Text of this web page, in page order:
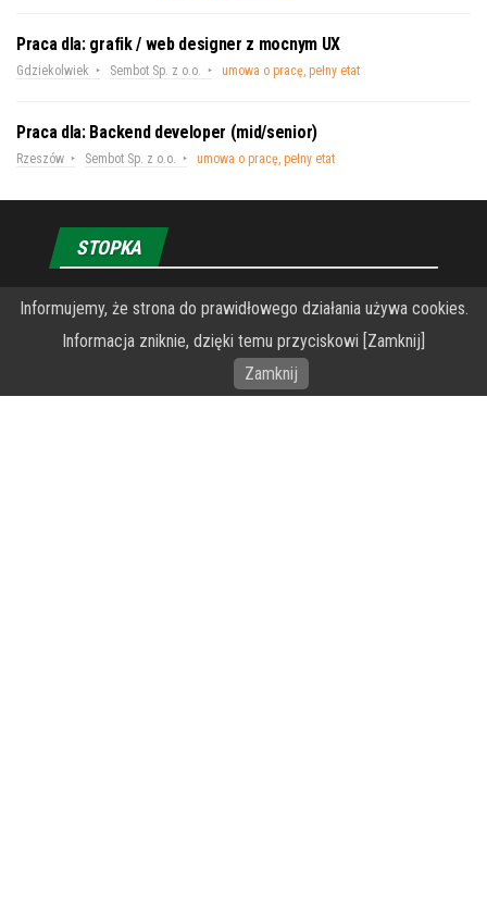
Praca dla: grafik / web designer z mocnym UX
Gdziekolwiek Sembot Sp. z o.o. umowa o pracę, pełny etat
Praca dla: Backend developer (mid/senior)
Rzeszów Sembot Sp. z o.o. umowa o pracę, pełny etat
STOPKA
O Fundacji PRZEkarpacie
Wykonanie portalu – specjaliści stron www WordPress
Informujemy, że strona do prawidłowego działania używa cookies.
Informacja zniknie, dzięki temu przyciskowi [Zamknij]
Zamknij